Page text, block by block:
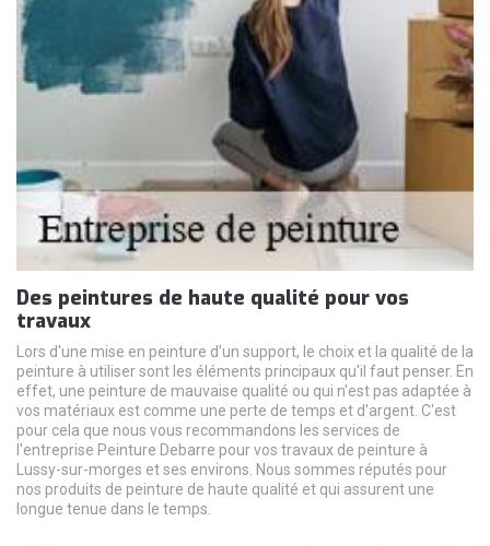
Des peintures de haute qualité pour vos
travaux
Lors d'une mise en peinture d'un support, le choix et la qualité de la
peinture à utiliser sont les éléments principaux qu'il faut penser. En
effet, une peinture de mauvaise qualité ou qui n'est pas adaptée à
vos matériaux est comme une perte de temps et d'argent. C'est
pour cela que nous vous recommandons les services de
l'entreprise Peinture Debarre pour vos travaux de peinture à
Lussy-sur-morges et ses environs. Nous sommes réputés pour
nos produits de peinture de haute qualité et qui assurent une
longue tenue dans le temps.